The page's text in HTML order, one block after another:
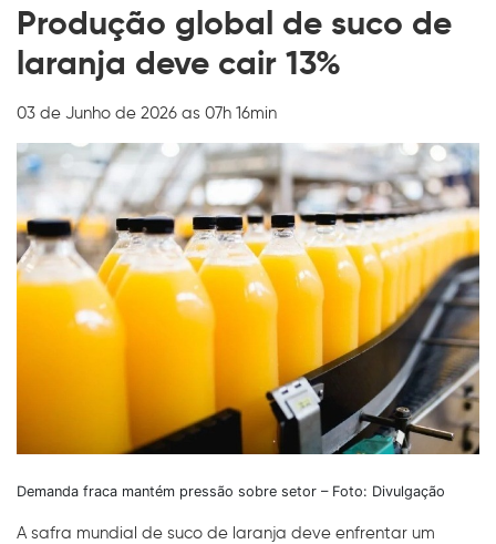
Produção global de suco de
laranja deve cair 13%
03 de Junho de 2026 as 07h 16min
Demanda fraca mantém pressão sobre setor – Foto: Divulgação
A safra mundial de suco de laranja deve enfrentar um